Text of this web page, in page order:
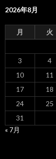
2026年8月
月 火
3
4
10
11
17
18
24
25
31
« 7月